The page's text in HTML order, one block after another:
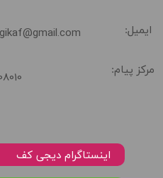
ایمیل:
مرکز پیام: